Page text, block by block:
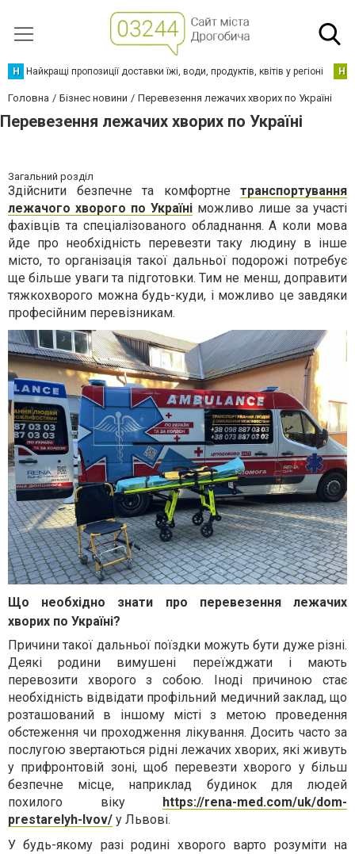
Н Найкращі пропозиції доставки їжі, води, продуктів, квітів у регіоні Н
Головна Бізнес новини Перевезення лежачих хворих по Україні
Перевезення лежачих хворих по Україні
Загальний розділ
Здійснити безпечне та комфортне транспортування
лежачого хворого по Україні можливо лише за участі
фахівців та спеціалізованого обладнання. А коли мова
йде про необхідність перевезти таку людину в інше
місто, то організація такої дальньої подорожі потребує
ще більше уваги та підготовки. Тим не менш, доправити
тяжкохворого можна будь-куди, і можливо це завдяки
професійним перевізникам.
Що необхідно знати про перевезення лежачих
хворих по Україні?
Причини такої дальньої поїздки можуть бути дуже різні.
Деякі родини вимушені переїжджати і мають
перевозити хворого з собою. Іноді причиною стає
необхідність відвідати профільний медичний заклад, що
розташований в іншому місті з метою проведення
обстеження чи проходження лікування. Досить часто за
послугою звертаються рідні лежачих хворих, які живуть
у прифронтовій зоні, щоб перевезти хворого у більш
безпечне місце, наприклад будинок для людей
похилого віку https://rena-med.com/uk/dom-
prestarelyh-lvov/ у Львові.
У будь-якому разі родині хворого варто розуміти на